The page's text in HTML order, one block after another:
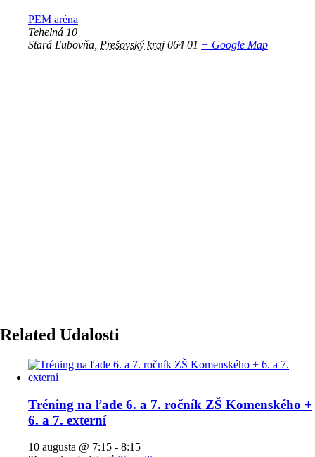
PEM aréna
Tehelná 10
Stará Ľubovňa Prešovský kraj 064 01 + Google Map
Related Udalosti
Tréning na ľade 6. a 7. ročník ZŠ Komenského +
6. a 7. externí
10 augusta @ 7:15 - 8:15